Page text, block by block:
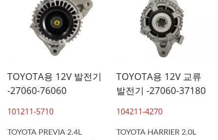
TOYOTA용 12V 발전기
-27060-76060
101211-5710
TOYOTA PREVIA 2.4L
TOYOTA용 12V 교류
발전기 -27060-37180
104211-4270
TOYOTA HARRIER 2.0L